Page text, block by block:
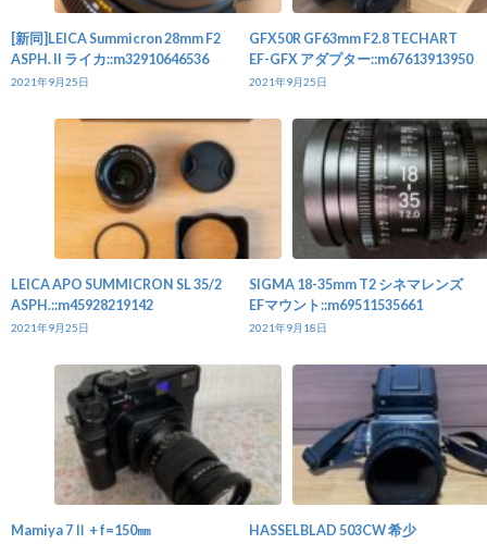
[新同]LEICA Summicron 28mm F2
ASPH. II ライカ::m32910646536
2021年9月25日
GFX50R GF63mm F2.8 TECHART
EF-GFX アダプター::m67613913950
2021年9月25日
LEICA APO SUMMICRON SL 35/2
ASPH.::m45928219142
2021年9月25日
SIGMA 18-35mm T2 シネマレンズ
EFマウント::m69511535661
2021年9月18日
Mamiya 7Ⅱ + f=150㎜
HASSELBLAD 503CW 希少